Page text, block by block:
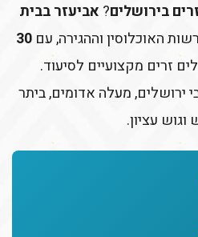
בירושלים? אביעזר בבית
האוכלוסין וההגירה, עם 30
זרים מקצועיים לסיעוד.
ירושלים, מעלה אדומים, ביתר
וגוש עציון.